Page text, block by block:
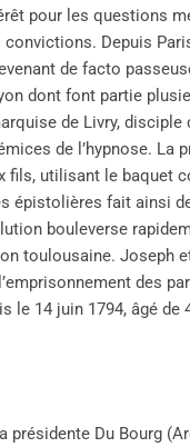
pour les questions
Depuis
de facto
dont font partie
de Livry,
de l’hypnose. La
fils, utilisant le baquet
épistolières fait ainsi
bouleverse
toulousaine. Joseph
des
le 14 juin 1794, âgé
présidente Du Bourg